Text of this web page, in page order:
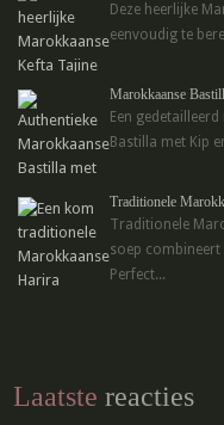
Deze heerlijke
eenvoudig te
Marokkaanse
Een
Bastilla met Kip
Traditionele
Traditionele
soep combineert
Perfect...
Laatste reacties